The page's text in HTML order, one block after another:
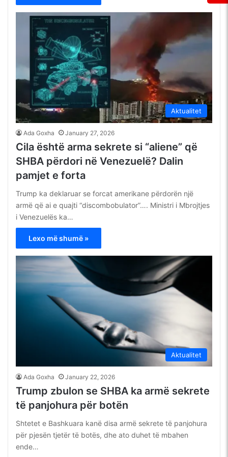
Aktualitet
Ada Goxha January 27, 2026
Cila është arma sekrete si “aliene” që
SHBA përdori në Venezuelë? Dalin
pamjet e forta
Trump ka deklaruar se forcat amerikane përdorën një
armë që ai e quajti “discombobulator”…. Ministri i Mbrojtjes
i Venezuelës ka…
Lexo më shumë »
Aktualitet
Ada Goxha January 22, 2026
Trump zbulon se SHBA ka armë sekrete
të panjohura për botën
Shtetet e Bashkuara kanë disa armë sekrete të panjohura
për pjesën tjetër të botës, dhe ato duhet të mbahen
ende…